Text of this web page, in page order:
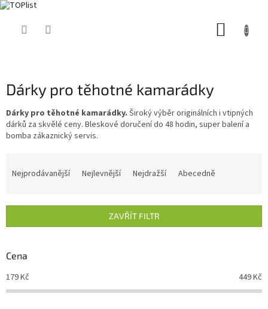
Dárky pro těhotné kamarádky
Dárky pro těhotné kamarádky. Široký výběr originálních i vtipných
dárků za skvělé ceny. Bleskové doručení do 48 hodin, super balení a
bomba zákaznický servis.
í
r
o
d
u
Nejprodávanější Nejlevnější Nejdražší Abecedně
ZAVŘÍT FILTR
Cena
179Kč 449Kč